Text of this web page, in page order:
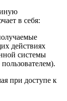
в себя:
действиях
системы
при доступе к